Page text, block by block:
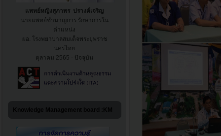
แพทย์หญิงสุภาพร ปรางค์เจริญ
นายแพทย์ชำนาญการ รักษาการใน
ตำแหน่ง
ผอ. โรงพยาบาลสมเด็จพระยุพราช
นครไทย
ตุลาคม 2565 - ปัจจุบัน
Knowledge Management board :KM